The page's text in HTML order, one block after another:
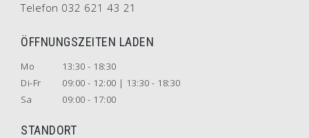
Telefon 032 621 43 21
ÖFFNUNGSZEITEN LADEN
Mo
13:30 - 18:30
Di-Fr
09:00 - 12:00 | 13:30 - 18:30
Sa
09:00 - 17:00
STANDORT